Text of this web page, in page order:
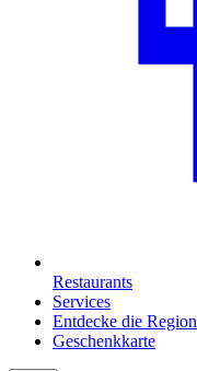
Restaurants
Services
Entdecke die Region
Geschenkkarte